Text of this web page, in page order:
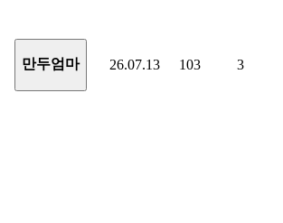
만두엄마 26.07.13 103 3